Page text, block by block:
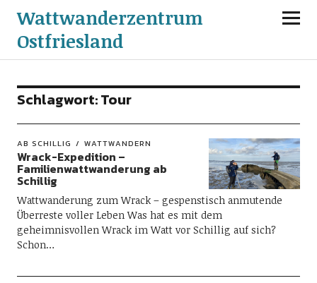
Wattwanderzentrum
Ostfriesland
Schlagwort:Tour
AB SCHILLIG WATTWANDERN
Wrack-Expedition –
Familienwattwanderung ab
Schillig
Wattwanderung zum Wrack – gespenstisch anmutende
Überreste voller Leben Was hat es mit dem
geheimnisvollen Wrack im Watt vor Schillig auf sich?
Schon…